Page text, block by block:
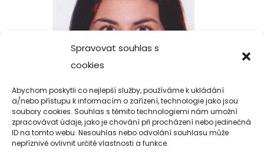
Spravovat souhlas s
cookies
Abychom poskytli co nejlepší služby, používáme k ukládání
a/nebo přístupu k informacím o zařízení, technologie jako jsou
soubory cookies. Souhlas s těmito technologiemi nám umožní
zpracovávat údaje, jako je chování při procházení nebo jedinečná
ID na tomto webu. Nesouhlas nebo odvolání souhlasu může
nepříznivě ovlivnit určité vlastnosti a funkce.